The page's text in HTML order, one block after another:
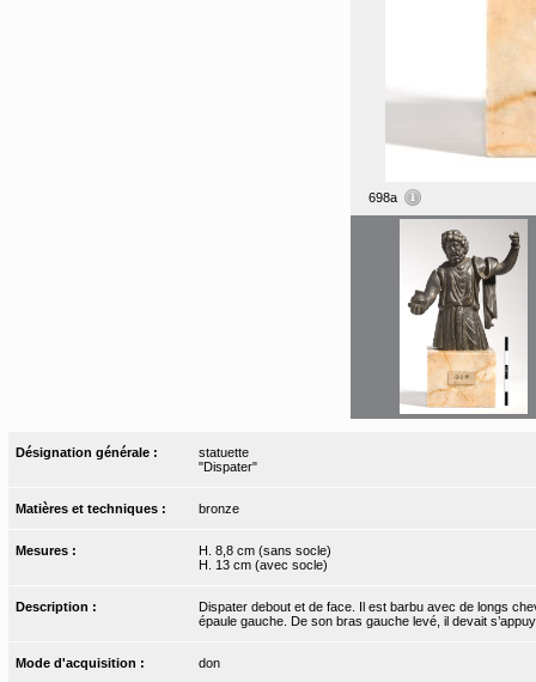
698a
Désignation générale :
statuette
"Dispater"
Matières et techniques : bronze
Mesures :
H. 8,8 cm (sans socle)
H. 13 cm (avec socle)
Description :
Dispater debout et de face. Il est barbu avec de longs
épaule gauche. De son bras gauche levé, il devait
Mode d'acquisition : don